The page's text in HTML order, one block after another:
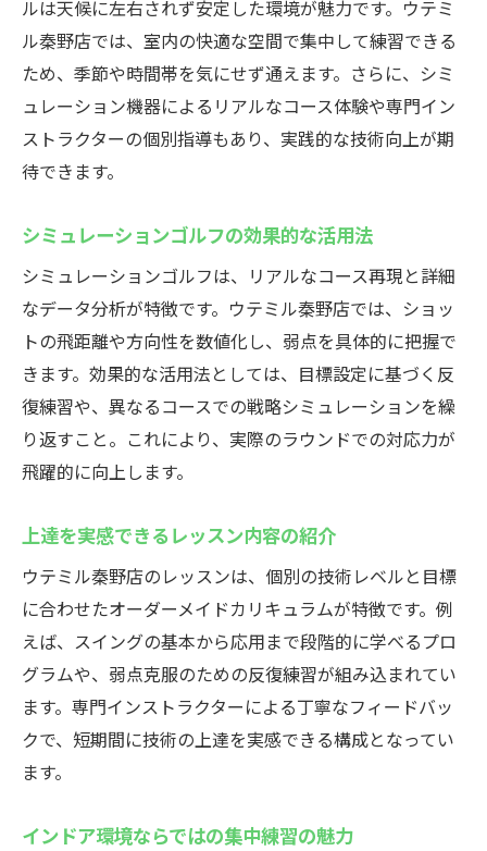
ルは天候に左右されず安定した環境が魅力です。ウテミ
ル秦野店では、室内の快適な空間で集中して練習できる
ため、季節や時間帯を気にせず通えます。さらに、シミ
ュレーション機器によるリアルなコース体験や専門イン
ストラクターの個別指導もあり、実践的な技術向上が期
待できます。
シミュレーションゴルフの効果的な活用法
シミュレーションゴルフは、リアルなコース再現と詳細
なデータ分析が特徴です。ウテミル秦野店では、ショッ
トの飛距離や方向性を数値化し、弱点を具体的に把握で
きます。効果的な活用法としては、目標設定に基づく反
復練習や、異なるコースでの戦略シミュレーションを繰
り返すこと。これにより、実際のラウンドでの対応力が
飛躍的に向上します。
上達を実感できるレッスン内容の紹介
ウテミル秦野店のレッスンは、個別の技術レベルと目標
に合わせたオーダーメイドカリキュラムが特徴です。例
えば、スイングの基本から応用まで段階的に学べるプロ
グラムや、弱点克服のための反復練習が組み込まれてい
ます。専門インストラクターによる丁寧なフィードバッ
クで、短期間に技術の上達を実感できる構成となってい
ます。
インドア環境ならではの集中練習の魅力